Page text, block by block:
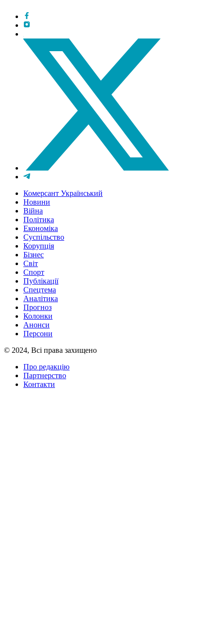
Комерсант Український
Новини
Війна
Політика
Економіка
Суспільство
Корупція
Бізнес
Світ
Спорт
Публікації
Спецтема
Аналітика
Прогноз
Колонки
Анонси
Персони
© 2024, Всі права захищено
Про редакцію
Партнерство
Контакти